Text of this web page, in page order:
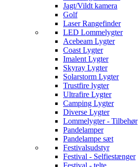
Jagt/Vildt kamera
Golf
Laser Rangefinder
LED Lommelygter
Acebeam Lygter
Coast Lygter
Imalent Lygter
Skyray Lygter
Solarstorm Lygter
Trustfire lygter
Ultrafire Lygter
Camping Lygter
Diverse Lygter
Lommelygter - Tilbehør
Pandelamper
Pandelampe sæt
Festivalsudstyr
Festival - Selfiestænger
Festival - telte